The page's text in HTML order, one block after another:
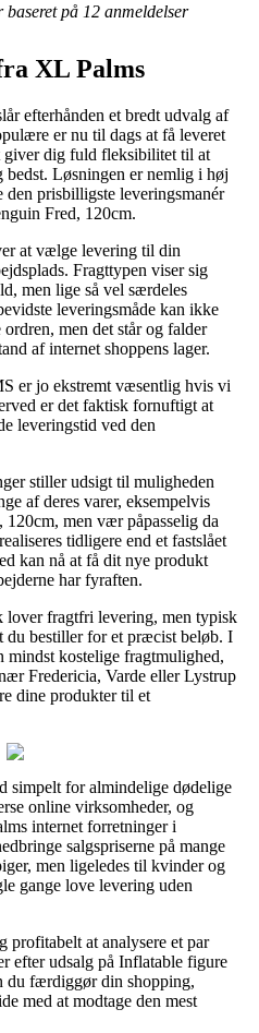
baseret på 12 anmeldelser
XL Palms
efterhånden et bredt udvalg af
er nu til dags at få leveret
giver dig fuld fleksibilitet til at
bedst. Løsningen er nemlig i høj
prisbilligste leveringsmanér
Fred, 120cm.
at vælge levering til din
Fragttypen viser sig
men lige så vel særdeles
leveringsmåde kan ikke
men det står og falder
af internet shoppens lager.
er jo ekstremt væsentlig hvis vi
er det faktisk fornuftigt at
leveringstid ved den
stiller udsigt til muligheden
af deres varer, eksempelvis
men vær påpasselig da
tidligere end et fastslået
kan nå at få dit nye produkt
har fyraften.
lover fragtfri levering, men typisk
du bestiller for et præcist beløb. I
kostelige fragtmulighed,
Fredericia, Varde eller Lystrup
dine produkter til et
simpelt for almindelige dødelige
online virksomheder, og
internet forretninger i
salgspriserne på mange
men ligeledes til kvinder og
gange love levering uden
at analysere et par
efter udsalg på Inflatable figure
du færdiggør din shopping,
med at modtage den mest